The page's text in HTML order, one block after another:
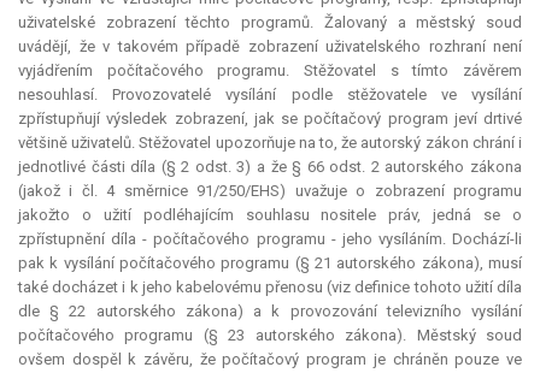
uživatelské zobrazení těchto programů. Žalovaný a městský soud
uvádějí, že v takovém případě zobrazení uživatelského rozhraní není
vyjádřením počítačového programu. Stěžovatel s tímto závěrem
nesouhlasí. Provozovatelé vysílání podle stěžovatele ve vysílání
zpřístupňují výsledek zobrazení, jak se počítačový program jeví drtivé
většině uživatelů. Stěžovatel upozorňuje na to, že autorský zákon chrání i
jednotlivé části díla (§ 2 odst. 3) a že § 66 odst. 2 autorského zákona
(jakož i čl. 4 směrnice 91/250/EHS) uvažuje o zobrazení programu
jakožto o užití podléhajícím souhlasu nositele práv, jedná se o
zpřístupnění díla - počítačového programu - jeho vysíláním. Dochází-li
pak k vysílání počítačového programu (§ 21 autorského zákona), musí
také docházet i k jeho kabelovému přenosu (viz definice tohoto užití díla
dle § 22 autorského zákona) a k provozování televizního vysílání
počítačového programu (§ 23 autorského zákona). Městský soud
ovšem dospěl k závěru, že počítačový program je chráněn pouze ve